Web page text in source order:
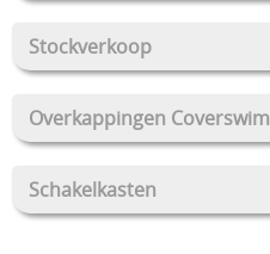
Stockverkoop
Overkappingen Coverswim
Schakelkasten